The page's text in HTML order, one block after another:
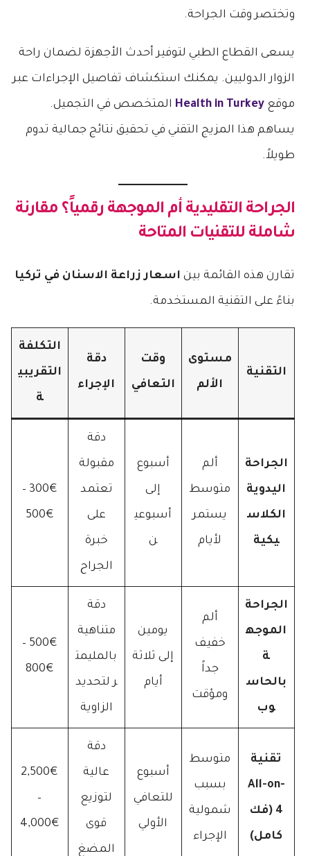
وتختصر وقت الجراحة.
يسعى القطاع الطبي لتوفير أحدث الأجهزة لضمان راحة
الزوار الدوليين. يمكنك استكشاف تفاصيل الإجراءات عبر
موقعHealth in Turkey المتخصص في التجميل.
يساهم هذا المزيج التقني في تحقيق نتائج جمالية تدوم
طويلاً.
الجراحة التقليدية أم الموجهة رقمياً؟ مقارنة
شاملة للتقنيات المتاحة
تقارن هذه القائمة بين اسعار زراعة الاسنان في تركيا
بناءً على التقنية المستخدمة.
التقنية
مستوى
الألم
وقت
التعافي
دقة
الإجراء
التكلفة
التقريبي
ة
الجراحة
اليدوية
الكلاس
يكية
ألم
متوسط
يستمر
لأيام
أسبوع
إلى
أسبوعي
ن
دقة
مقبولة
تعتمد
على
خبرة
الجراح
300€ –
500€
الجراحة
الموجه
ة
بالحاس
وب
ألم
خفيف
جداً
ومؤقت
يومين
إلى ثلاثة
أيام
دقة
متناهية
بالمليمت
ر لتحديد
الزاوية
500€ –
800€
تقنية
All-on-
4 (فك
كامل)
متوسط
بسبب
شمولية
الإجراء
أسبوع
للتعافي
الأولي
دقة
عالية
لتوزيع
قوى
المضغ
2,500€
–
4,000€